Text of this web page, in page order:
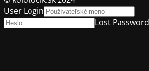
User Login
Lost Password